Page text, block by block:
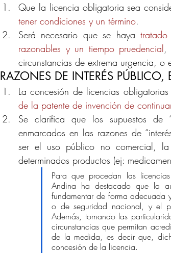
Que la licencia obligatoria sea
tener condiciones y un término.
Será necesario que se haya
razonables y un tiempo pruedencial,
circunstancias de extrema urgencia,
RAZONES DE INTERÉS
La concesión de licencias
de la patente de invención de
Se clarifica que los supuestos de
enmarcados en las razones de
ser el uso público no comercial,
determinados productos (ej:
Para que procedan las
Andina ha destacado que la
fundamentar de forma adecuada
o de seguridad nacional, y el
Además, tomando las
circunstancias que permitan
de la medida, es decir que,
concesión de la licencia.